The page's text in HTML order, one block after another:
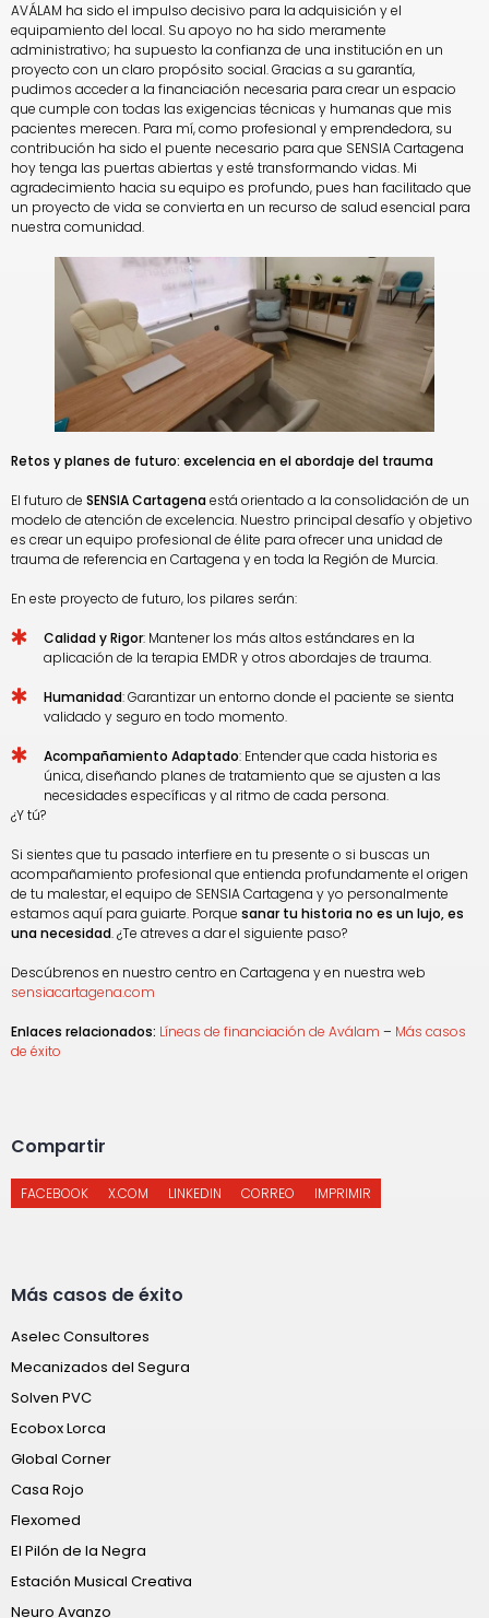
AVÁLAM ha sido el impulso decisivo para la adquisición y el
equipamiento del local. Su apoyo no ha sido meramente
administrativo; ha supuesto la confianza de una institución en un
proyecto con un claro propósito social. Gracias a su garantía,
pudimos acceder a la financiación necesaria para crear un espacio
que cumple con todas las exigencias técnicas y humanas que mis
pacientes merecen. Para mí, como profesional y emprendedora, su
contribución ha sido el puente necesario para que SENSIA Cartagena
hoy tenga las puertas abiertas y esté transformando vidas. Mi
agradecimiento hacia su equipo es profundo, pues han facilitado que
un proyecto de vida se convierta en un recurso de salud esencial para
nuestra comunidad.
Retos y planes de futuro: excelencia en el abordaje del trauma
El futuro de SENSIA Cartagenaestá orientado a la consolidación de un
modelo de atención de excelencia. Nuestro principal desafío y objetivo
es crear un equipo profesional de élite para ofrecer una unidad de
trauma de referencia en Cartagena y en toda la Región de Murcia.
En este proyecto de futuro, los pilares serán:
Calidad y Rigor: Mantener los más altos estándares en la
aplicación de la terapia EMDR y otros abordajes de trauma.
Humanidad: Garantizar un entorno donde el paciente se sienta
validado y seguro en todo momento.
Acompañamiento Adaptado: Entender que cada historia es
única, diseñando planes de tratamiento que se ajusten a las
necesidades específicas y al ritmo de cada persona.
¿Y tú?
Si sientes que tu pasado interfiere en tu presente o si buscas un
acompañamiento profesional que entienda profundamente el origen
de tu malestar, el equipo de SENSIA Cartagena y yo personalmente
estamos aquí para guiarte. Porque sanar tu historia no es un lujo, es
una necesidad. ¿Te atreves a dar el siguiente paso?
Descúbrenos en nuestro centro en Cartagena y en nuestra web
sensiacartagena.com
Enlaces relacionados: Líneas de financiación de Aválam – Más casos
de éxito
Compartir
FACEBOOK X.COM LINKEDIN CORREO IMPRIMIR
Más casos de éxito
Aselec Consultores
Mecanizados del Segura
Solven PVC
Ecobox Lorca
Global Corner
Casa Rojo
Flexomed
El Pilón de la Negra
Estación Musical Creativa
Neuro Avanzo